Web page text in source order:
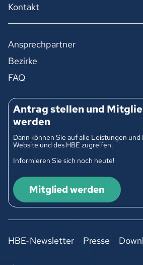
Kontakt
Ansprechpartner
Bezirke
FAQ
Antrag stellen und
werden
Dann können Sie auf alle Leistungen und
Website und des HBE zugreifen.
Informieren Sie sich noch heute!
Mitglied werden
HBE-Newsletter Presse